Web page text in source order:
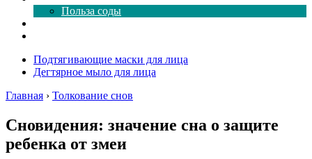
Польза соды
Подтягивающие маски для лица
Дегтярное мыло для лица
Главная › Толкование снов
Сновидения: значение сна о защите
ребенка от змеи